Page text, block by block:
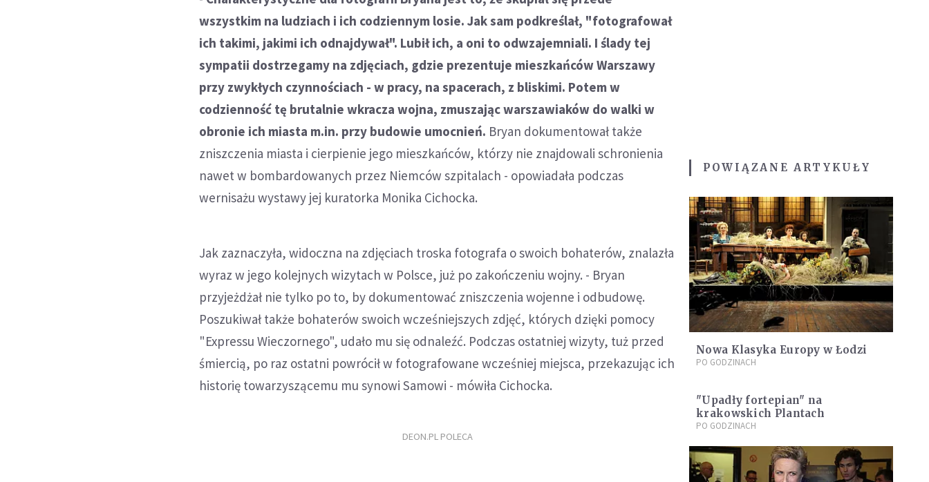
wszystkim na ludziach i ich codziennym losie. Jak sam podkreślał, "fotografował
ich takimi, jakimi ich odnajdywał". Lubił ich, a oni to odwzajemniali. I ślady tej
sympatii dostrzegamy na zdjęciach, gdzie prezentuje mieszkańców Warszawy
przy zwykłych czynnościach - w pracy, na spacerach, z bliskimi. Potem w
codzienność tę brutalnie wkracza wojna, zmuszając warszawiaków do walki w
obronie ich miasta m.in. przy budowie umocnień. Bryan dokumentował także
zniszczenia miasta i cierpienie jego mieszkańców, którzy nie znajdowali schronienia
nawet w bombardowanych przez Niemców szpitalach - opowiadała podczas
wernisażu wystawy jej kuratorka Monika Cichocka.
Jak zaznaczyła, widoczna na zdjęciach troska fotografa o swoich bohaterów, znalazła
wyraz w jego kolejnych wizytach w Polsce, już po zakończeniu wojny. - Bryan
przyjeżdżał nie tylko po to, by dokumentować zniszczenia wojenne i odbudowę.
Poszukiwał także bohaterów swoich wcześniejszych zdjęć, których dzięki pomocy
"Expressu Wieczornego", udało mu się odnaleźć. Podczas ostatniej wizyty, tuż przed
śmiercią, po raz ostatni powrócił w fotografowane wcześniej miejsca, przekazując ich
historię towarzyszącemu mu synowi Samowi - mówiła Cichocka.
DEON.PL POLECA
POWIĄZANE ARTYKUŁY
Nowa Klasyka Europy w Łodzi
PO GODZINACH
"Upadły fortepian" na
krakowskich Plantach
PO GODZINACH